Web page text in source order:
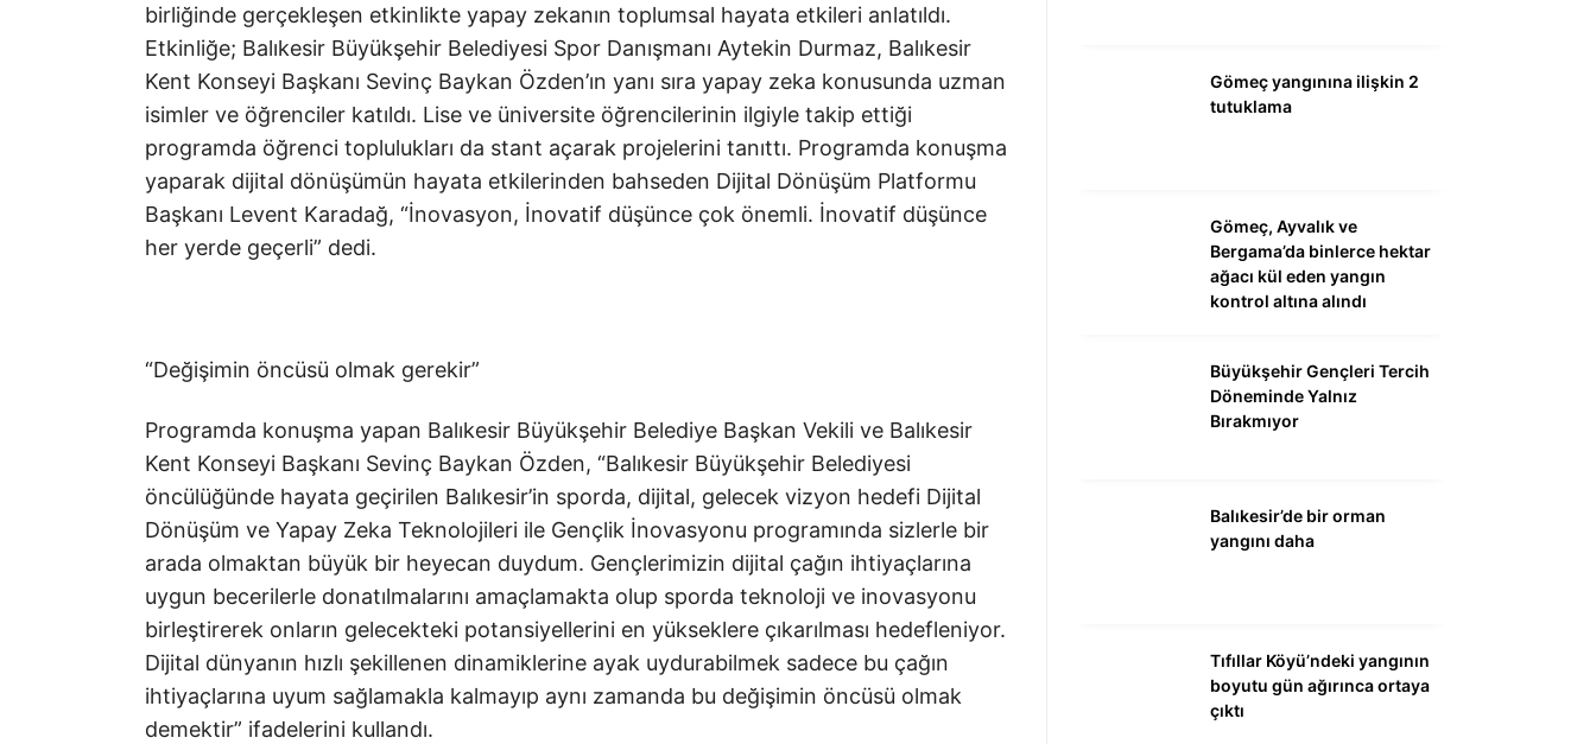
birliğinde gerçekleşen etkinlikte yapay zekanın toplumsal hayata etkileri anlatıldı.
Etkinliğe; Balıkesir Büyükşehir Belediyesi Spor Danışmanı Aytekin Durmaz, Balıkesir
Kent Konseyi Başkanı Sevinç Baykan Özden’ın yanı sıra yapay zeka konusunda uzman
isimler ve öğrenciler katıldı. Lise ve üniversite öğrencilerinin ilgiyle takip ettiği
programda öğrenci toplulukları da stant açarak projelerini tanıttı. Programda konuşma
yaparak dijital dönüşümün hayata etkilerinden bahseden Dijital Dönüşüm Platformu
Başkanı Levent Karadağ, “İnovasyon, İnovatif düşünce çok önemli. İnovatif düşünce
her yerde geçerli” dedi.
“Değişimin öncüsü olmak gerekir”
Programda konuşma yapan Balıkesir Büyükşehir Belediye Başkan Vekili ve Balıkesir
Kent Konseyi Başkanı Sevinç Baykan Özden, “Balıkesir Büyükşehir Belediyesi
öncülüğünde hayata geçirilen Balıkesir’in sporda, dijital, gelecek vizyon hedefi Dijital
Dönüşüm ve Yapay Zeka Teknolojileri ile Gençlik İnovasyonu programında sizlerle bir
arada olmaktan büyük bir heyecan duydum. Gençlerimizin dijital çağın ihtiyaçlarına
uygun becerilerle donatılmalarını amaçlamakta olup sporda teknoloji ve inovasyonu
birleştirerek onların gelecekteki potansiyellerini en yükseklere çıkarılması hedefleniyor.
Dijital dünyanın hızlı şekillenen dinamiklerine ayak uydurabilmek sadece bu çağın
ihtiyaçlarına uyum sağlamakla kalmayıp aynı zamanda bu değişimin öncüsü olmak
demektir” ifadelerini kullandı.
Gömeç yangınına ilişkin 2
tutuklama
Gömeç, Ayvalık ve
Bergama’da binlerce hektar
ağacı kül eden yangın
kontrol altına alındı
Büyükşehir Gençleri Tercih
Döneminde Yalnız
Bırakmıyor
Balıkesir’de bir orman
yangını daha
Tıfıllar Köyü’ndeki yangının
boyutu gün ağırınca ortaya
çıktı